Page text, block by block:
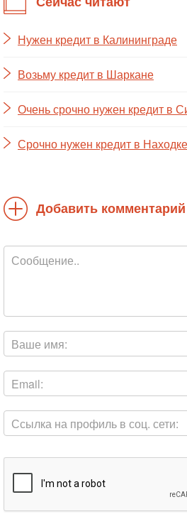
Нужен кредит в Калининграде
Возьму кредит в Шаркане
Очень срочно нужен кредит в
Срочно нужен кредит в Находке
Добавить комментарий